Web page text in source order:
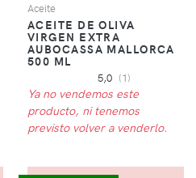
Aceite
ACEITE DE OLIVA
VIRGEN EXTRA
AUBOCASSA MALLORCA
500 ML
5,0 (1)
Ya no vendemos este
producto, ni tenemos
previsto volver a venderlo.